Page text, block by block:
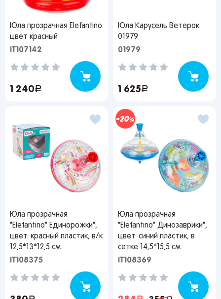
Юла прозрачная Elefantino
цвет красный
IT107142
1 240руб.
Юла Карусель Ветерок
01979
01979
1 625руб.
Юла прозрачная
"Elefantino" Единорожки",
цвет: красный пластик, в/к
12,5*13*12,5 см.
IT108375
20
Юла прозрачная
"Elefantino" Динозаврики",
цвет: синий пластик, в
сетке 14,5*15,5 см.
IT108369
Забыли свой пароль?
Регистрация
Вы сможете отслеживать статус своих заказов и
способы доставки, их стоимость и наличие
Популярные регионы
Петербург
Киров
Липецк
Воронеж
Краснодар
Ростов-на-
Дону
Челны
Киров
Нижний
Саратов
Новокузнецк